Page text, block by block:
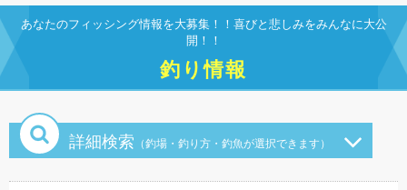
に
移
動
あなたのフィッシング情報を大募集！！喜びと悲しみをみんなに大公
開！！
釣り情報
詳細検索 （釣場・釣り方・釣魚が選択できます）